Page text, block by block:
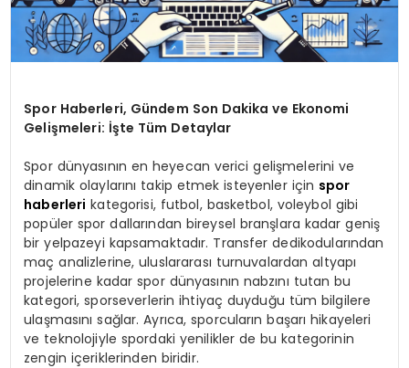
Spor Haberleri, Gündem Son Dakika ve Ekonomi
Gelişmeleri: İşte Tüm Detaylar
Spor dünyasının en heyecan verici gelişmelerini ve
dinamik olaylarını takip etmek isteyenler için spor
haberleri kategorisi, futbol, basketbol, voleybol gibi
popüler spor dallarından bireysel branşlara kadar geniş
bir yelpazeyi kapsamaktadır. Transfer dedikodularından
maç analizlerine, uluslararası turnuvalardan altyapı
projelerine kadar spor dünyasının nabzını tutan bu
kategori, sporseverlerin ihtiyaç duyduğu tüm bilgilere
ulaşmasını sağlar. Ayrıca, sporcuların başarı hikayeleri
ve teknolojiyle spordaki yenilikler de bu kategorinin
zengin içeriklerinden biridir.